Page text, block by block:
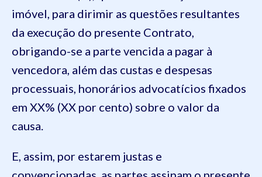
imóvel, para dirimir as questões resultantes
da execução do presente Contrato,
obrigando-se a parte vencida a pagar à
vencedora, além das custas e despesas
processuais, honorários advocatícios fixados
em XX% (XX por cento) sobre o valor da
causa.
E, assim, por estarem justas e